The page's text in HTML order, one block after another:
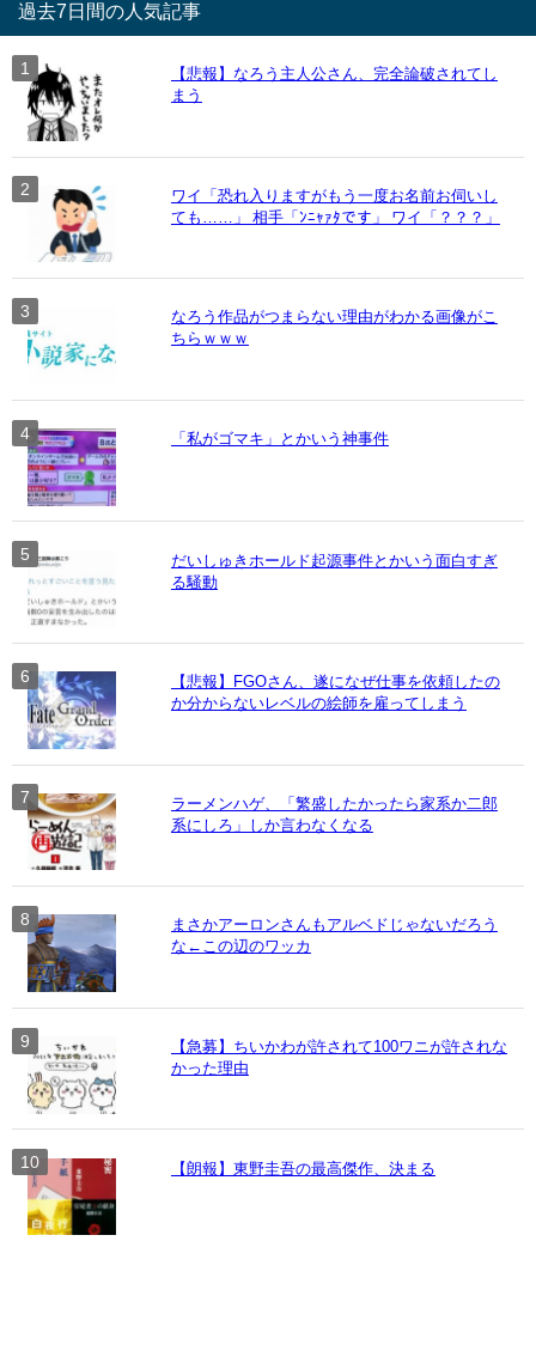
過去7日間の人気記事
【悲報】なろう主人公さん、完全論破されてし
まう
ワイ「恐れ入りますがもう一度お名前お伺いし
ても……」 相手「ﾝﾆｬｧﾀです」 ワイ「？？？」
なろう作品がつまらない理由がわかる画像がこ
ちらｗｗｗ
「私がゴマキ」とかいう神事件
だいしゅきホールド起源事件とかいう面白すぎ
る騒動
【悲報】FGOさん、遂になぜ仕事を依頼したの
か分からないレベルの絵師を雇ってしまう
ラーメンハゲ、「繁盛したかったら家系か二郎
系にしろ」しか言わなくなる
まさかアーロンさんもアルベドじゃないだろう
な←この辺のワッカ
【急募】ちいかわが許されて100ワニが許されな
かった理由
【朗報】東野圭吾の最高傑作、決まる